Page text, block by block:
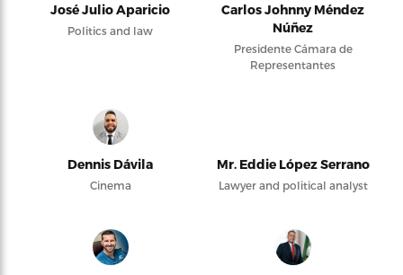
José Julio Aparicio
Politics and law
Carlos Johnny Méndez
Núñez
Presidente Cámara de
Representantes
Dennis Dávila
Cinema
Mr. Eddie López Serrano
Lawyer and political analyst